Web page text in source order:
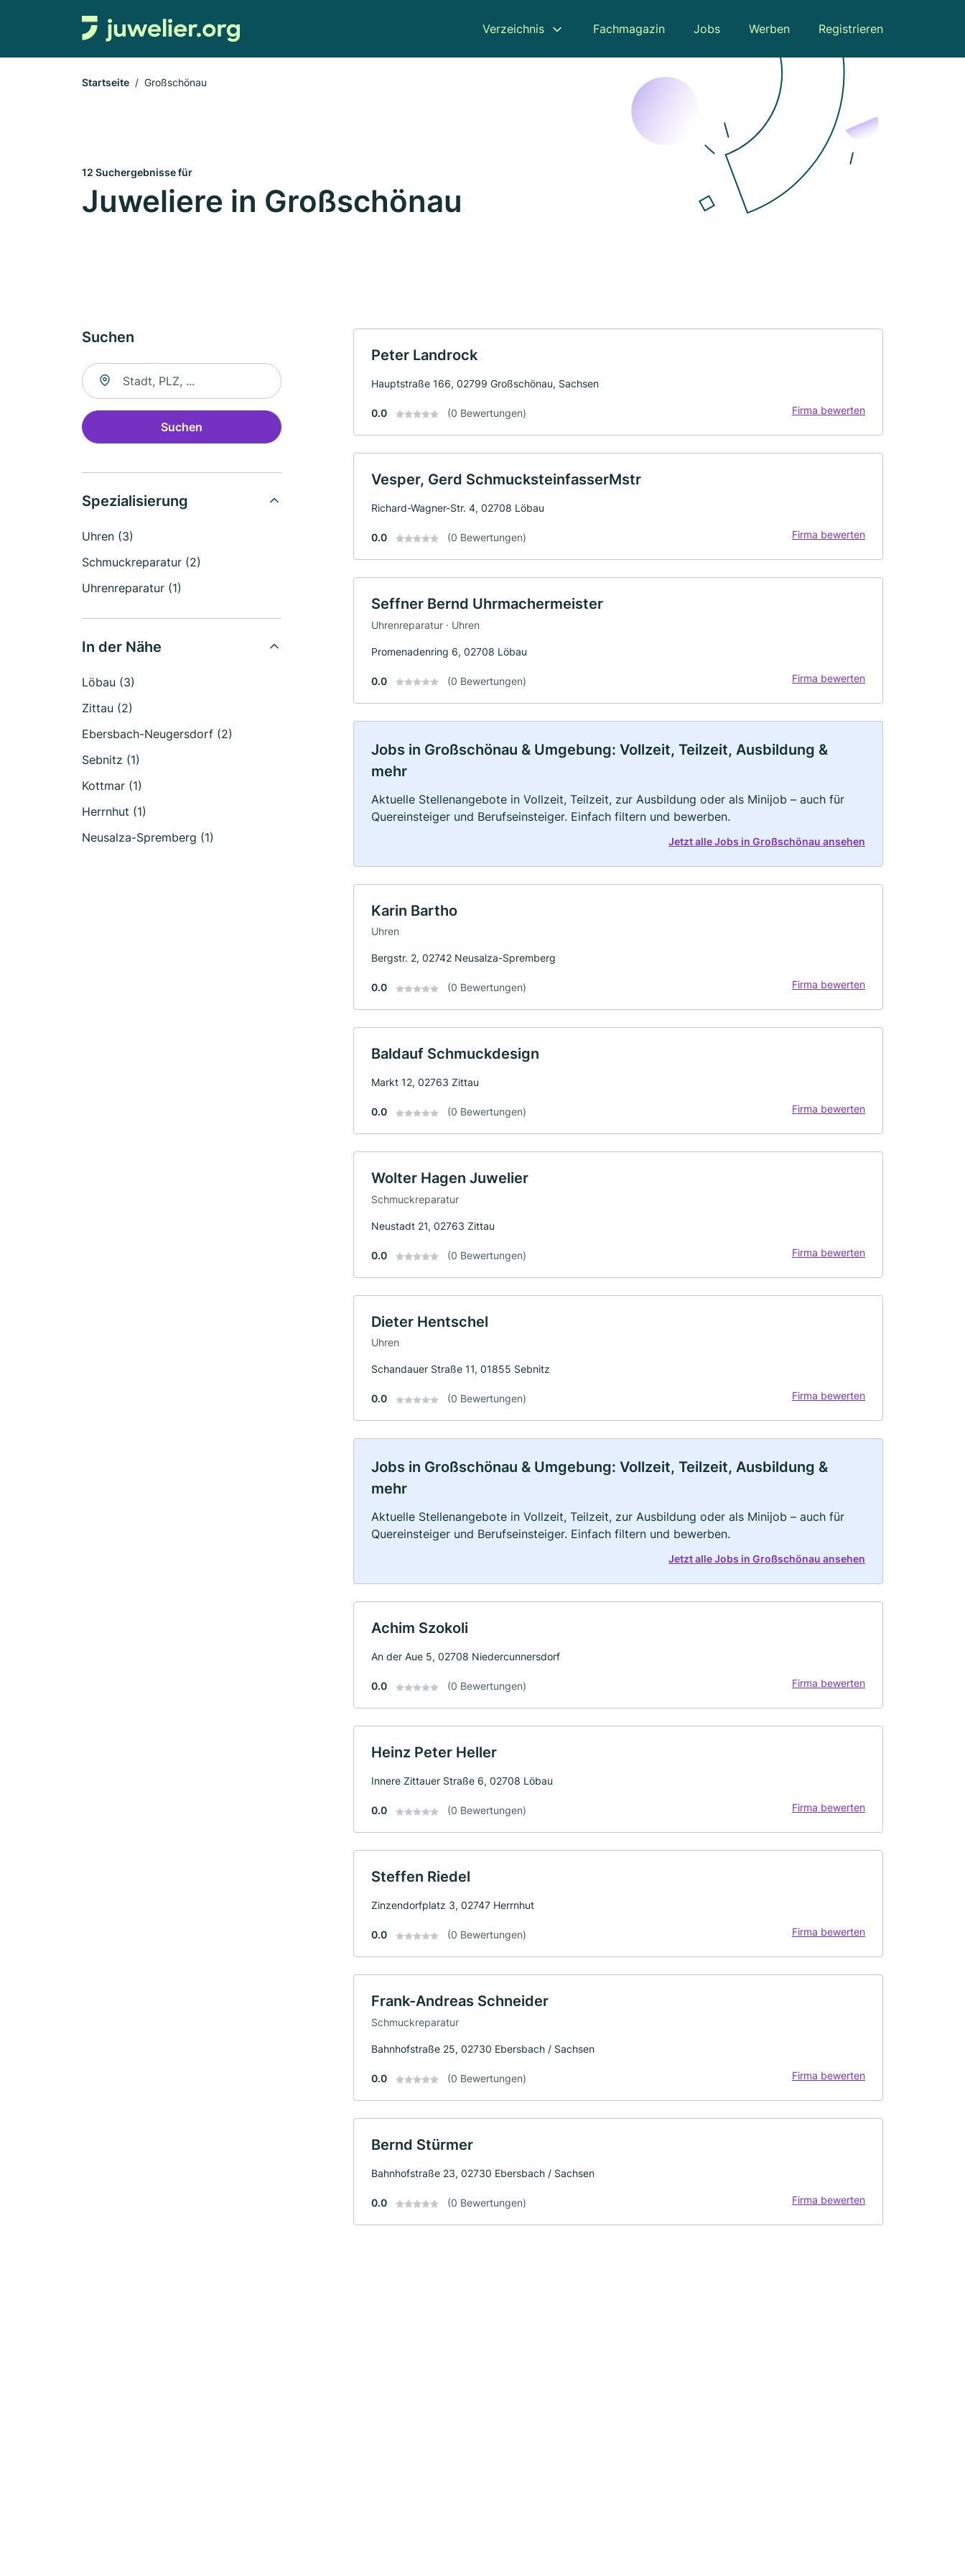
Verzeichnis Fachmagazin Jobs Werben Registrieren
Startseite Großschönau
12 Suchergebnisse für
Juweliere in Großschönau
Suchen
Suche nach Ort
Suchen
Spezialisierung
Uhren (3)
Schmuckreparatur (2)
Uhrenreparatur (1)
In der Nähe
Löbau (3)
Zittau (2)
Ebersbach-Neugersdorf (2)
Sebnitz (1)
Kottmar (1)
Herrnhut (1)
Neusalza-Spremberg (1)
Peter Landrock
Hauptstraße 166, 02799 Großschönau, Sachsen
0.0 (0 Bewertungen) Firma bewerten
Vesper, Gerd SchmucksteinfasserMstr
Richard-Wagner-Str. 4, 02708 Löbau
0.0 (0 Bewertungen) Firma bewerten
Seffner Bernd Uhrmachermeister
Uhrenreparatur · Uhren
Promenadenring 6, 02708 Löbau
0.0 (0 Bewertungen) Firma bewerten
Jobs in Großschönau & Umgebung: Vollzeit, Teilzeit, Ausbildung &
mehr
Aktuelle Stellenangebote in Vollzeit, Teilzeit, zur Ausbildung oder als Minijob – auch für
Quereinsteiger und Berufseinsteiger. Einfach filtern und bewerben.
Jetzt alle Jobs in Großschönau ansehen
Karin Bartho
Uhren
Bergstr. 2, 02742 Neusalza-Spremberg
0.0 (0 Bewertungen) Firma bewerten
Baldauf Schmuckdesign
Markt 12, 02763 Zittau
0.0 (0 Bewertungen) Firma bewerten
Wolter Hagen Juwelier
Schmuckreparatur
Neustadt 21, 02763 Zittau
0.0 (0 Bewertungen) Firma bewerten
Dieter Hentschel
Uhren
Schandauer Straße 11, 01855 Sebnitz
0.0 (0 Bewertungen) Firma bewerten
Jobs in Großschönau & Umgebung: Vollzeit, Teilzeit, Ausbildung &
mehr
Aktuelle Stellenangebote in Vollzeit, Teilzeit, zur Ausbildung oder als Minijob – auch für
Quereinsteiger und Berufseinsteiger. Einfach filtern und bewerben.
Jetzt alle Jobs in Großschönau ansehen
Achim Szokoli
An der Aue 5, 02708 Niedercunnersdorf
0.0 (0 Bewertungen) Firma bewerten
Heinz Peter Heller
Innere Zittauer Straße 6, 02708 Löbau
0.0 (0 Bewertungen) Firma bewerten
Steffen Riedel
Zinzendorfplatz 3, 02747 Herrnhut
0.0 (0 Bewertungen) Firma bewerten
Frank-Andreas Schneider
Schmuckreparatur
Bahnhofstraße 25, 02730 Ebersbach / Sachsen
0.0 (0 Bewertungen) Firma bewerten
Bernd Stürmer
Bahnhofstraße 23, 02730 Ebersbach / Sachsen
0.0 (0 Bewertungen) Firma bewerten